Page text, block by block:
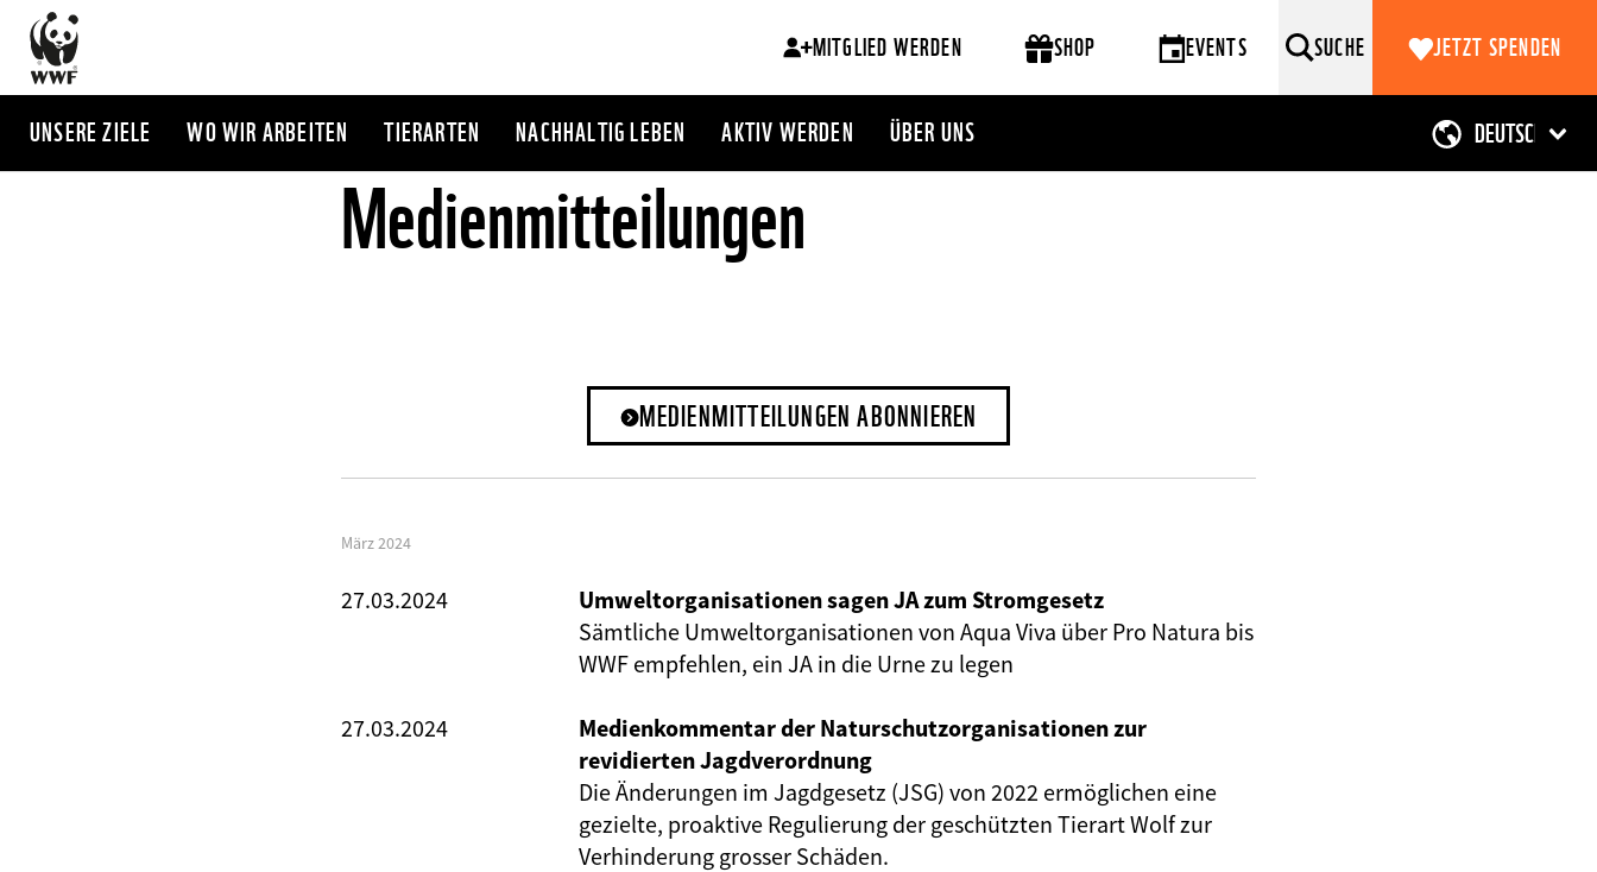
Direkt
zum
Inhalt
MITGLIED WERDEN SHOP EVENTS SUCHE JETZT SPENDEN
UNSERE ZIELE WO WIR ARBEITEN TIERARTEN NACHHALTIG LEBEN AKTIV WERDEN ÜBER UNS
Medienmitteilungen
MEDIENMITTEILUNGEN ABONNIEREN
März 2024
27.03.2024
Umweltorganisationen sagen JA zum Stromgesetz
Sämtliche Umweltorganisationen von Aqua Viva über Pro Natura bis
WWF empfehlen, ein JA in die Urne zu legen
27.03.2024
Medienkommentar der Naturschutzorganisationen zur
revidierten Jagdverordnung
Die Änderungen im Jagdgesetz (JSG) von 2022 ermöglichen eine
gezielte, proaktive Regulierung der geschützten Tierart Wolf zur
Verhinderung grosser Schäden.